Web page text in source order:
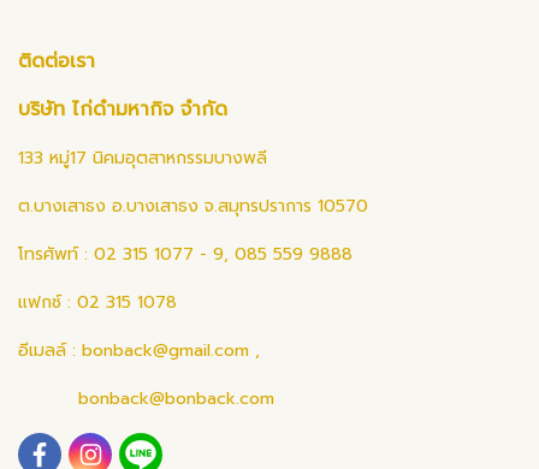
ติดต่อเรา
บริษัท ไก่ดำมหากิจ จำกัด
133 หมู่17 นิคมอุตสาหกรรมบางพลี
ต.บางเสาธง อ.บางเสาธง จ.สมุทรปราการ 10570
โทรศัพท์ : 02 315 1077 - 9, 085 559 9888
แฟกซ์ : 02 315 1078
อีเมลล์ : bonback@gmail.com ,
bonback@bonback.com